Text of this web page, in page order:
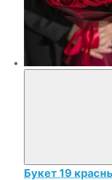
Букет 19